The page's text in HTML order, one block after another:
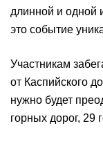
длинной и одной
это событие
Участникам
от Каспийского
нужно будет
горных дорог, 29